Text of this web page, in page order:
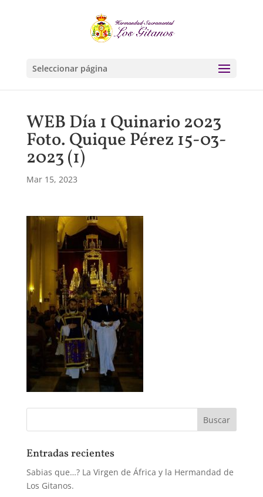
Seleccionar página
WEB Día 1 Quinario 2023
Foto. Quique Pérez 15-03-
2023 (1)
Mar 15, 2023
Entradas recientes
Sabias que…? La Virgen de África y la Hermandad de
Los Gitanos.